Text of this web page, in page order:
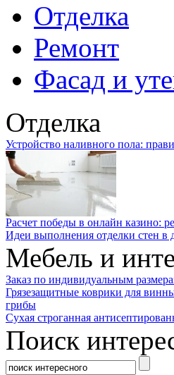
Отделка
Ремонт
Фасад и
Отделка
Устройство наливного пола:
Расчет победы в онлайн казино:
Идеи выполнения отделки стен в
Мебель и
Заказ по индивидуальным
Грязезащитные коврики для
грибы
Сухая строганная
Поиск